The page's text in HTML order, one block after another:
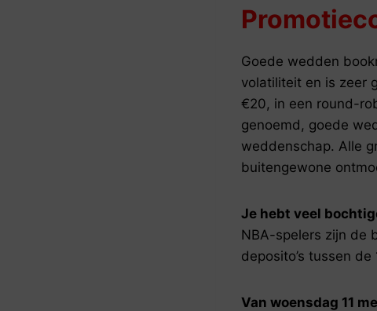
Goede wedden
volatiliteit en is zeer
€20, in een round-
genoemd, goede
weddenschap. Alle
buitengewone
Je hebt veel
NBA-spelers zijn de
deposito’s tussen de
Van woensdag 11